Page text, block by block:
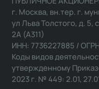
г. Москва, вн.тер. г.
ул Льва Толстого, д. 5,
2А (А311)
ИНН: 7736227885 /
Коды видов
утвержденному
2023 г. № 449: 2.01,